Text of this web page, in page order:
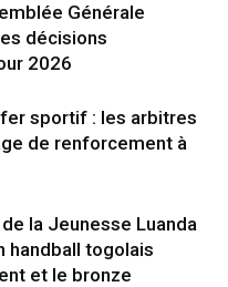
Générale
décisions
2026
sportif : les arbitres
de renforcement à
la Jeunesse Luanda
handball togolais
et le bronze